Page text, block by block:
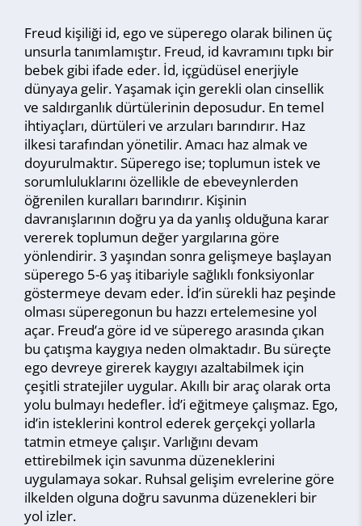
Freud kişiliği id, ego ve süperego olarak bilinen üç
unsurla tanımlamıştır. Freud, id kavramını tıpkı bir
bebek gibi ifade eder. İd, içgüdüsel enerjiyle
dünyaya gelir. Yaşamak için gerekli olan cinsellik
ve saldırganlık dürtülerinin deposudur. En temel
ihtiyaçları, dürtüleri ve arzuları barındırır. Haz
ilkesi tarafından yönetilir. Amacı haz almak ve
doyurulmaktır. Süperego ise; toplumun istek ve
sorumluluklarını özellikle de ebeveynlerden
öğrenilen kuralları barındırır. Kişinin
davranışlarının doğru ya da yanlış olduğuna karar
vererek toplumun değer yargılarına göre
yönlendirir. 3 yaşından sonra gelişmeye başlayan
süperego 5-6 yaş itibariyle sağlıklı fonksiyonlar
göstermeye devam eder. İd’in sürekli haz peşinde
olması süperegonun bu hazzı ertelemesine yol
açar. Freud’a göre id ve süperego arasında çıkan
bu çatışma kaygıya neden olmaktadır. Bu süreçte
ego devreye girerek kaygıyı azaltabilmek için
çeşitli stratejiler uygular. Akıllı bir araç olarak orta
yolu bulmayı hedefler. İd’i eğitmeye çalışmaz. Ego,
id’in isteklerini kontrol ederek gerçekçi yollarla
tatmin etmeye çalışır. Varlığını devam
ettirebilmek için savunma düzeneklerini
uygulamaya sokar. Ruhsal gelişim evrelerine göre
ilkelden olguna doğru savunma düzenekleri bir
yol izler.